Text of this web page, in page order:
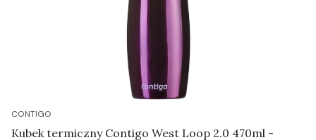
CONTIGO
Kubek termiczny Contigo West Loop 2.0 470ml -